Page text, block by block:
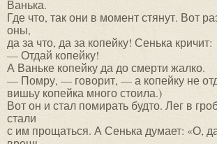
Ванька.
Где что, так они в момент стянут. Вот
оны,
да за что, да за копейку! Сенька кричит:
— Отдай копейку!
А Ваньке копейку да до смерти жалко.
— Помру, — говорит, — а копейку не
вишьу копейка много стоила.)
Вот он и стал помирать будто. Лег в
стали
с им прощаться. А Сенька думает: «О,